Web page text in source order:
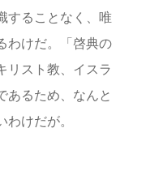
することなく、唯
わけだ。「啓典の
リスト教、イスラ
あるため、なんと
けだが。